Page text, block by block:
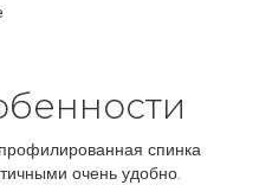
спинка
очень удобно.